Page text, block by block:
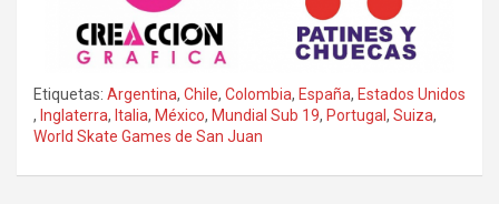
Etiquetas: Argentina, Chile, Colombia, España, Estados Unidos
, Inglaterra, Italia, México, Mundial Sub 19, Portugal , Suiza,
World Skate Games de San Juan